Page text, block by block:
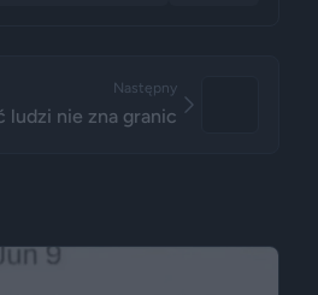
Następny
ludzi nie zna granic